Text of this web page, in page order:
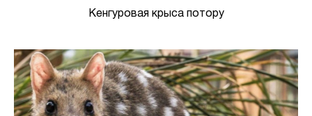
Кенгуровая крыса потору